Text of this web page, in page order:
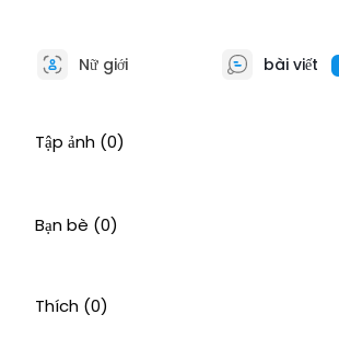
Nữ giới bài viết
Tập ảnh (0)
Bạn bè (0)
Thích (0)